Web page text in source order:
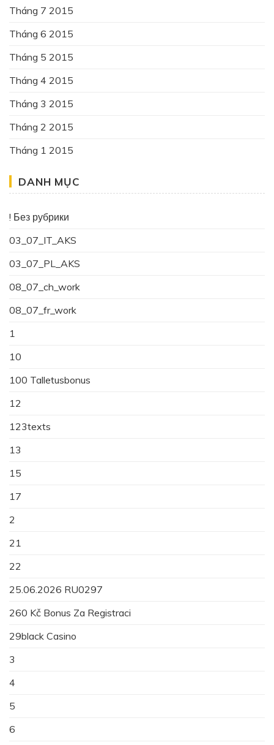
Tháng 7 2015
Tháng 6 2015
Tháng 5 2015
Tháng 4 2015
Tháng 3 2015
Tháng 2 2015
Tháng 1 2015
DANH MỤC
! Без рубрики
03_07_IT_AKS
03_07_PL_AKS
08_07_ch_work
08_07_fr_work
1
10
100 Talletusbonus
12
123texts
13
15
17
2
21
22
25.06.2026 RU0297
260 Kč Bonus Za Registraci
29black Casino
3
4
5
6